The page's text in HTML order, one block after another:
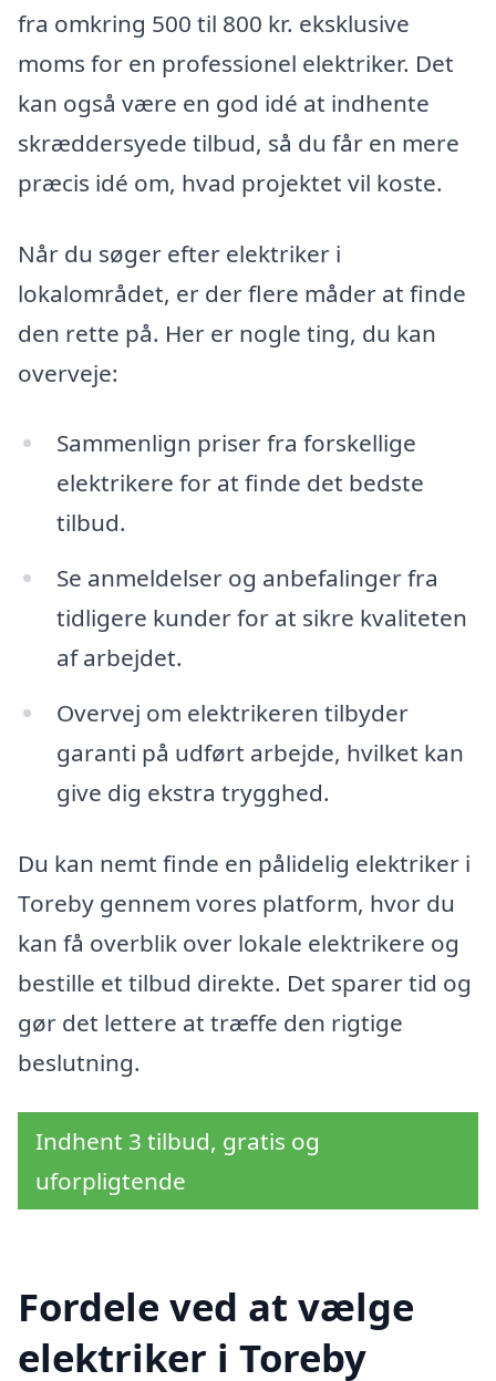
fra omkring 500 til 800 kr. eksklusive
moms for en professionel elektriker. Det
kan også være en god idé at indhente
skræddersyede tilbud, så du får en mere
præcis idé om, hvad projektet vil koste.
Når du søger efter elektriker i
lokalområdet, er der flere måder at finde
den rette på. Her er nogle ting, du kan
overveje:
Sammenlign priser fra forskellige
elektrikere for at finde det bedste
tilbud.
Se anmeldelser og anbefalinger fra
tidligere kunder for at sikre kvaliteten
af arbejdet.
Overvej om elektrikeren tilbyder
garanti på udført arbejde, hvilket kan
give dig ekstra trygghed.
Du kan nemt finde en pålidelig elektriker i
Toreby gennem vores platform, hvor du
kan få overblik over lokale elektrikere og
bestille et tilbud direkte. Det sparer tid og
gør det lettere at træffe den rigtige
beslutning.
Indhent 3 tilbud, gratis og
uforpligtende
Fordele ved at vælge
elektriker i Toreby